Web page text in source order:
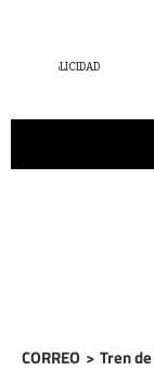
CORREO > Tren